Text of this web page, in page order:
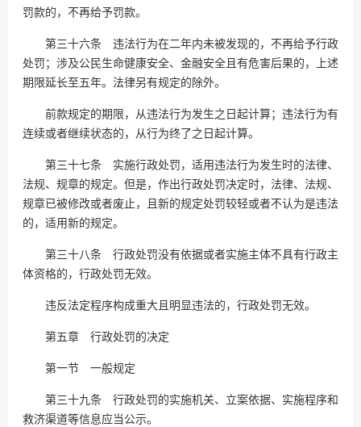
罚款的，不再给予罚款。
第三十六条 违法行为在二年内未被发现的，不再给予行政
处罚；涉及公民生命健康安全、金融安全且有危害后果的，上述
期限延长至五年。法律另有规定的除外。
前款规定的期限，从违法行为发生之日起计算；违法行为有
连续或者继续状态的，从行为终了之日起计算。
第三十七条 实施行政处罚，适用违法行为发生时的法律、
法规、规章的规定。但是，作出行政处罚决定时，法律、法规、
规章已被修改或者废止，且新的规定处罚较轻或者不认为是违法
的，适用新的规定。
第三十八条 行政处罚没有依据或者实施主体不具有行政主
体资格的，行政处罚无效。
违反法定程序构成重大且明显违法的，行政处罚无效。
第五章 行政处罚的决定
第一节 一般规定
第三十九条 行政处罚的实施机关、立案依据、实施程序和
救济渠道等信息应当公示。